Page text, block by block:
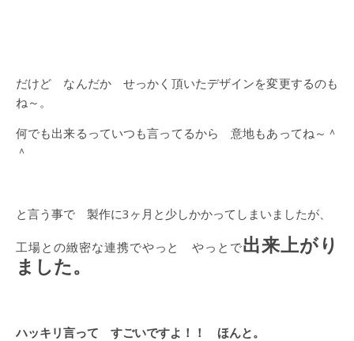
だけど なんだか せっかく頂いたデザインを変更するのも
ね～。
何でも出来るっていつも言ってるから 意地もあってね～＾
＾
と言う事で 製作に3ヶ月と少しかかってしまいましたが、
工場との緻密な連携でやっと やっとで出来上がり
ました。
ハッキリ言って すごいですよ！！ ほんと。